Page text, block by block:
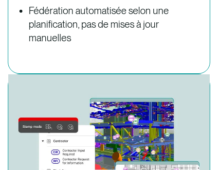
Fédération automatisée selon une
planification, pas de mises à jour
manuelles